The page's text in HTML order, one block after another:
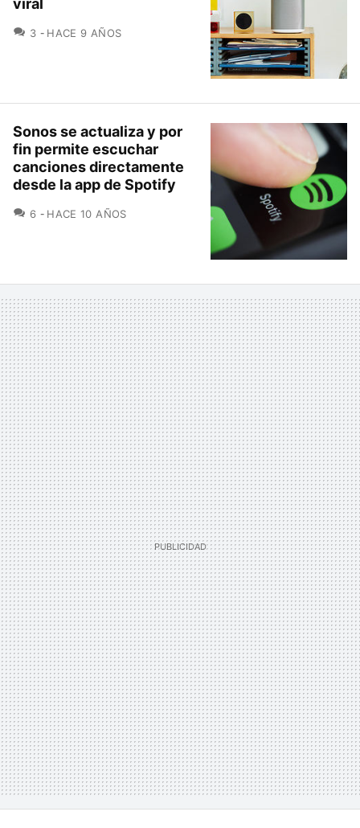
viral
3 COMENTARIOS
HACE 9 AÑOS
Sonos se actualiza y por
fin permite escuchar
canciones directamente
desde la app de Spotify
6 COMENTARIOS
HACE 10 AÑOS